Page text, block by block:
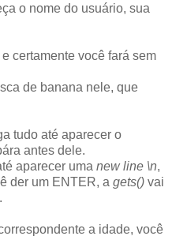
o nome do usuário, sua
certamente você fará sem
de banana nele, que
tudo até aparecer o
antes dele.
aparecer uma new line \n,
der um ENTER, a gets() vai
a idade, você